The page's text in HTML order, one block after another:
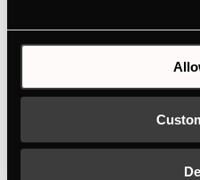
PODOBNE